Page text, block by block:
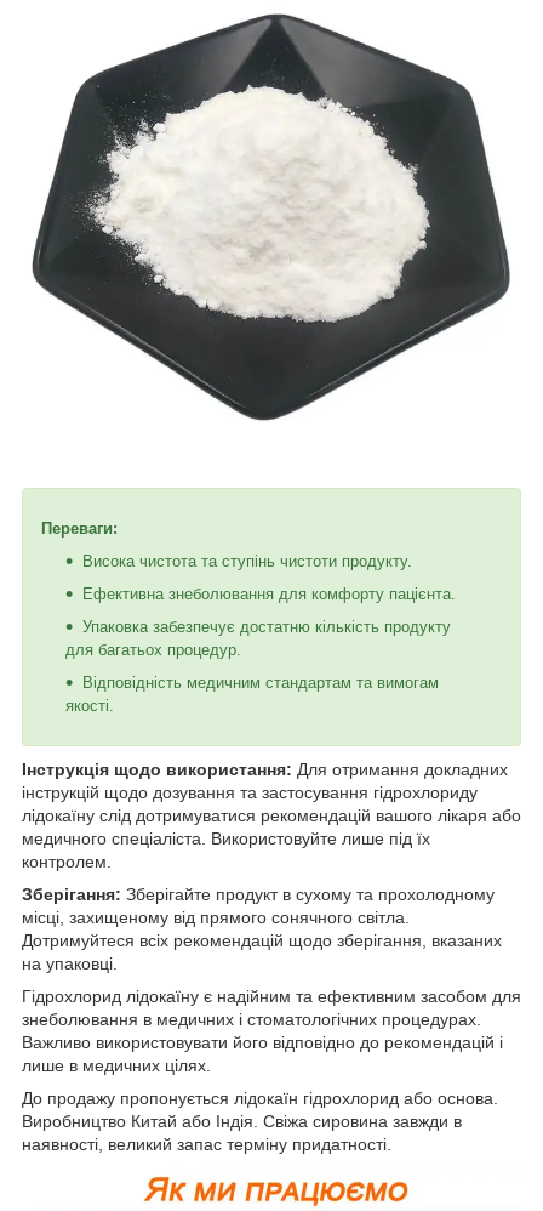
Переваги:
Висока чистота та ступінь чистоти продукту.
Ефективна знеболювання для комфорту пацієнта.
Упаковка забезпечує достатню кількість продукту
для багатьох процедур.
Відповідність медичним стандартам та вимогам
якості.
Інструкція щодо використання: Для отримання докладних
інструкцій щодо дозування та застосування гідрохлориду
лідокаїну слід дотримуватися рекомендацій вашого лікаря або
медичного спеціаліста. Використовуйте лише під їх
контролем.
Зберігання: Зберігайте продукт в сухому та прохолодному
місці, захищеному від прямого сонячного світла.
Дотримуйтеся всіх рекомендацій щодо зберігання, вказаних
на упаковці.
Гідрохлорид лідокаїну є надійним та ефективним засобом для
знеболювання в медичних і стоматологічних процедурах.
Важливо використовувати його відповідно до рекомендацій і
лише в медичних цілях.
До продажу пропонується лідокаїн гідрохлорид або основа.
Виробництво Китай або Індія. Свіжа сировина завжди в
наявності, великий запас терміну придатності.